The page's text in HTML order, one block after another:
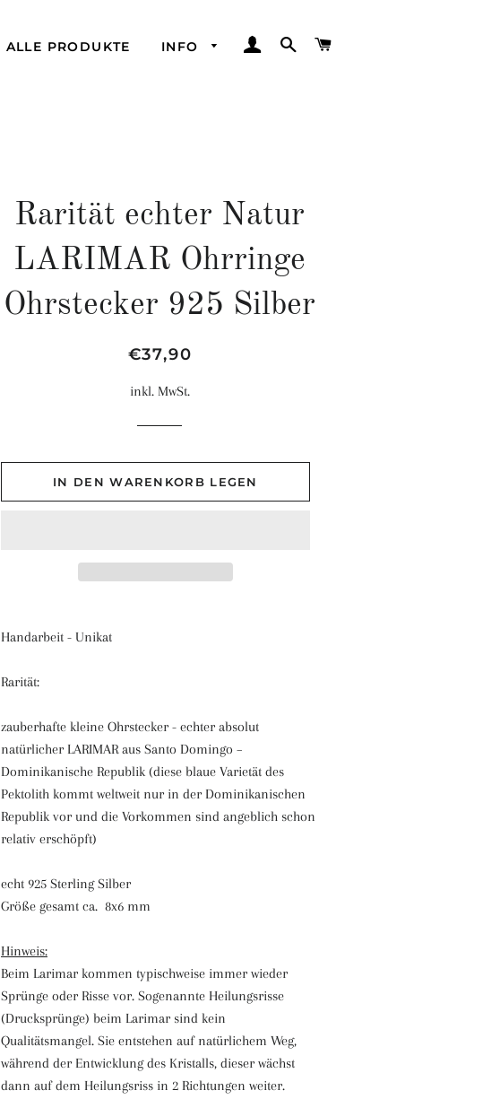
ALLE PRODUKTE INFO EINLOGGEN
SUCHE
Rarität echter Natur
LARIMAR Ohrringe
Ohrstecker 925 Silber
Normaler
Sonderpreis
€37,90
inkl. MwSt.
IN DEN WARENKORB LEGEN
Handarbeit - Unikat
Rarität:
zauberhafte kleine Ohrstecker - echter absolut
natürlicher LARIMAR aus Santo Domingo –
Dominikanische Republik (diese blaue Varietät des
Pektolith kommt weltweit nur in der Dominikanischen
Republik vor und die Vorkommen sind angeblich schon
relativ erschöpft)
echt 925 Sterling Silber
Größe gesamt ca. 8x6 mm
Hinweis:
Beim Larimar kommen typischweise immer wieder
Sprünge oder Risse vor. Sogenannte Heilungsrisse
(Drucksprünge) beim Larimar sind kein
Qualitätsmangel. Sie entstehen auf natürlichem Weg,
während der Entwicklung des Kristalls, dieser wächst
dann auf dem Heilungsriss in 2 Richtungen weiter.